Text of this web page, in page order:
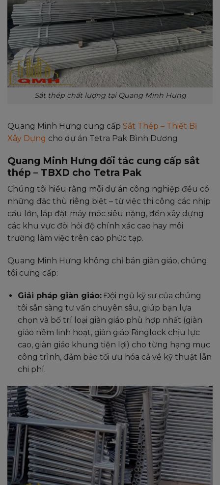
Sắt thép chất lượng tại Quang Minh Hưng
Quang Minh Hưng cung cấp Sắt Thép – Thiết Bị
Xây Dựng cho dự án Tetra Pak Bình Dương
Quang Minh Hưng đối tác cung cấp sắt
thép – TBXD cho Tetra Pak
Chúng tôi hiểu rằng mỗi dự án công nghiệp đều có
những đặc thù riêng biệt – từ việc thi công các nhịp
cầu lớn, lắp đặt máy móc siêu nặng, đến xây dựng
các khu vực đòi hỏi độ chính xác cao hay môi
trường làm việc trên cao phức tạp.
Quang Minh Hưng không chỉ bán giàn giáo, chúng
tôi cung cấp:
Giải pháp giàn giáo:Đội ngũ kỹ sư của chúng
tôi sẵn sàng tư vấn chuyên sâu, giúp bạn lựa
chọn và bố trí loại giàn giáo phù hợp nhất (giàn
giáo nêm linh hoạt, giàn giáo Ringlock chịu lực
cao, giàn giáo khung tiện lợi) cho từng hạng mục
công trình, đảm bảo tối ưu hóa cả về kỹ thuật lẫn
chi phí.